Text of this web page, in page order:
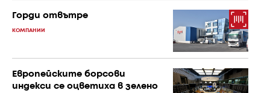
Горди отвътре
КОМПАНИИ
Европейските борсови
индекси се оцветиха в зелено